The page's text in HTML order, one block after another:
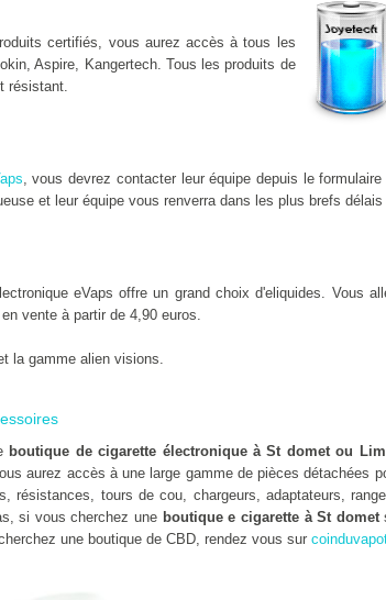
certifiés, vous aurez accès à tous les
Aspire, Kangertech. Tous les produits de
résistant.
, vous devrez contacter leur équipe depuis le
et leur équipe vous renverra dans les plus brefs
eVaps offre un grand choix d'eliquides. Vous
vente à partir de 4,90 euros.
la gamme alien visions.
boutique de cigarette électronique à St domet ou
aurez accès à une large gamme de pièces détachées
résistances, tours de cou, chargeurs, adaptateurs,
si vous cherchez une boutique e cigarette à St domet
une boutique de CBD, rendez vous sur